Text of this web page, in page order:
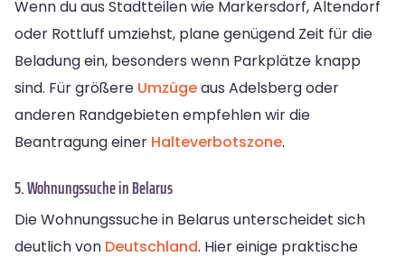
Wenn du aus Stadtteilen wie Markersdorf, Altendorf
oder Rottluff umziehst, plane genügend Zeit für die
Beladung ein, besonders wenn Parkplätze knapp
sind. Für größere Umzügeaus Adelsberg oder
anderen Randgebieten empfehlen wir die
Beantragung einer Halteverbotszone.
5. Wohnungssuche in Belarus
Die Wohnungssuche in Belarus unterscheidet sich
deutlich von Deutschland. Hier einige praktische